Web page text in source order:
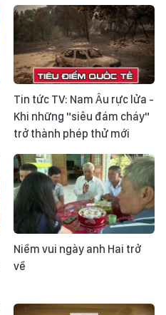
Tin tức TV: Nam Âu rực lửa -
Khi những "siêu đám cháy"
trở thành phép thử mới
Niềm vui ngày anh Hai trở
về